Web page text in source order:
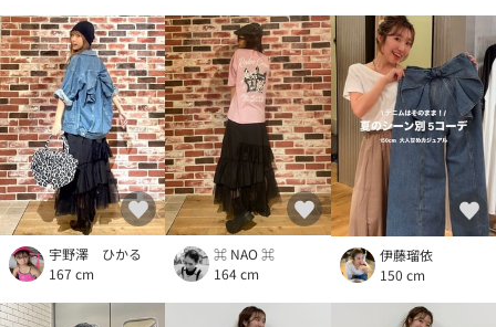
宇野澤 ひかる
167 cm
⌘ NAO ⌘
164 cm
伊藤瑠依
150 cm